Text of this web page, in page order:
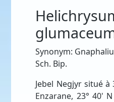
Synonym:
Sch. Bip.
Jebel Negjyr situé
Enzarane, 23° 40'